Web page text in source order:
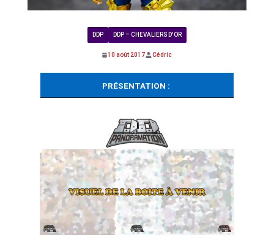
DDP DDP – CHEVALIERS D'OR
10 août 2017 Cédric
PRÉSENTATION :